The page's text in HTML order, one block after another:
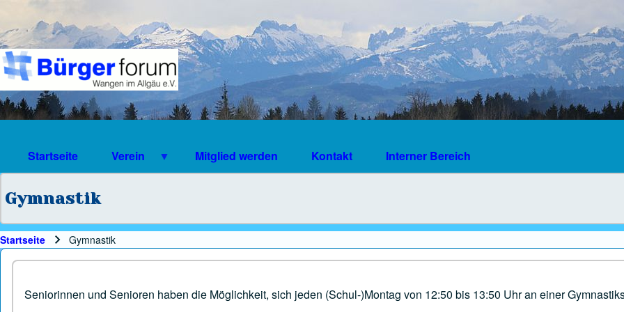
Suchformular
Suche
Startseite Verein Mitglied werden Kontakt Interner Bereich
Gymnastik
Pfadnavigation
Startseite Gymnastik
Seniorinnen und Senioren haben die Möglichkeit, sich jeden (Schul-)Montag von 12:50 bis 13:50 Uhr an einer